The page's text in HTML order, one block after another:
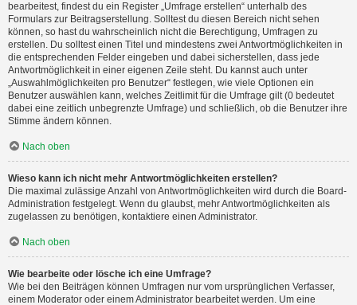
bearbeitest, findest du ein Register „Umfrage erstellen“ unterhalb des
Formulars zur Beitragserstellung. Solltest du diesen Bereich nicht sehen
können, so hast du wahrscheinlich nicht die Berechtigung, Umfragen zu
erstellen. Du solltest einen Titel und mindestens zwei Antwortmöglichkeiten in
die entsprechenden Felder eingeben und dabei sicherstellen, dass jede
Antwortmöglichkeit in einer eigenen Zeile steht. Du kannst auch unter
„Auswahlmöglichkeiten pro Benutzer“ festlegen, wie viele Optionen ein
Benutzer auswählen kann, welches Zeitlimit für die Umfrage gilt (0 bedeutet
dabei eine zeitlich unbegrenzte Umfrage) und schließlich, ob die Benutzer ihre
Stimme ändern können.
Nach oben
Wieso kann ich nicht mehr Antwortmöglichkeiten erstellen?
Die maximal zulässige Anzahl von Antwortmöglichkeiten wird durch die Board-
Administration festgelegt. Wenn du glaubst, mehr Antwortmöglichkeiten als
zugelassen zu benötigen, kontaktiere einen Administrator.
Nach oben
Wie bearbeite oder lösche ich eine Umfrage?
Wie bei den Beiträgen können Umfragen nur vom ursprünglichen Verfasser,
einem Moderator oder einem Administrator bearbeitet werden. Um eine